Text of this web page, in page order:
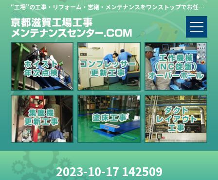
“工場”の工事・リフォーム・営繕・メンテナンスをワンストップでお任せください。
2023-10-17 142509